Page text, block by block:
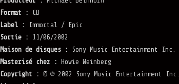
Format :
CD
Label :
Immortal / Epic
Sortie :
11/06/2002
Maison de disques :
Sony Music Entertainment Inc.
Masterisé chez :
Howie Weinberg
Copyright : © ℗ 2002 Sony Music Entertainment Inc.